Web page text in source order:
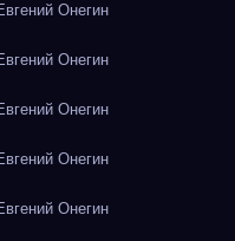
Онегин
Онегин
Онегин
Онегин
Онегин